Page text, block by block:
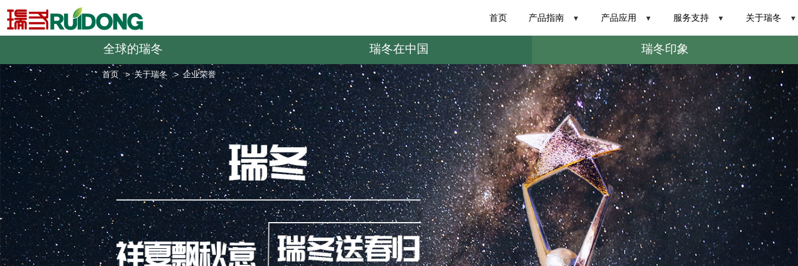
首页 产品指南 ▼ 产品应用 ▼ 服务支持 ▼ 关于瑞冬 ▼
全球的瑞冬
企业介绍 企业宗旨 涵盖行业 案例分享
瑞冬在中国
企业实力 企业文化 企业责任 加入我们 企业新闻
瑞冬印象
企业荣誉 联系我们
首页 关于瑞冬 企业荣誉